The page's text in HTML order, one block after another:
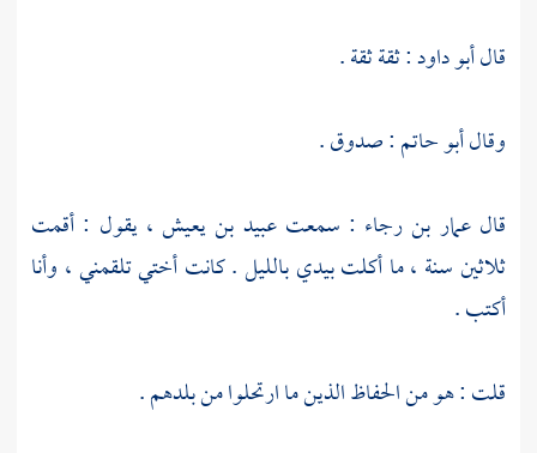
قالأبو داود: ثقة ثقة .
وقالأبو حاتم: صدوق .
قالعمار بن رجاء : سمعتعبيد بن يعيش ، يقول : أقمت
ثلاثين سنة ، ما أكلت بيدي بالليل . كانت أختي تلقمني ، وأنا
أكتب .
قلت : هو من الحفاظ الذين ما ارتحلوا من بلدهم .